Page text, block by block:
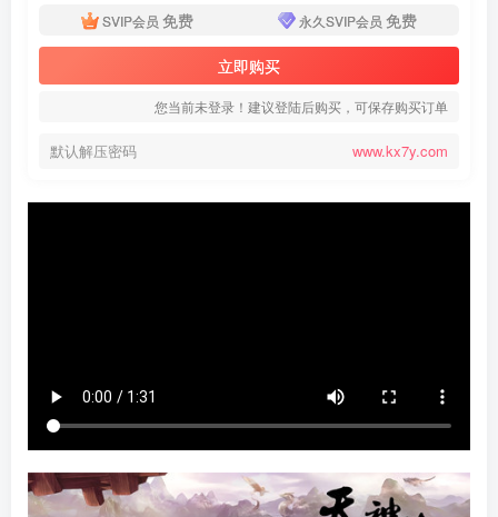
SVIP会员 免费 永久SVIP会员 免费
立即购买
您当前未登录！建议登陆后购买，可保存购买订单
默认解压密码 www.kx7y.com